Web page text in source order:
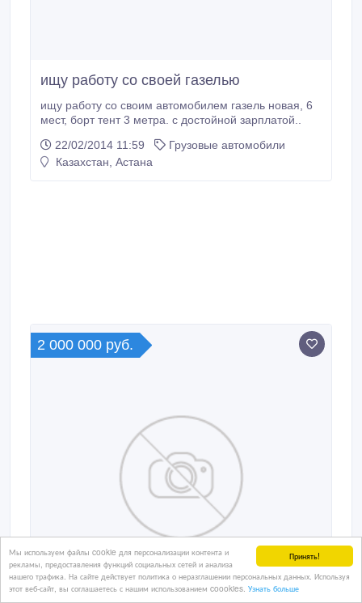
Принять!
Мы используем файлы cookie для персонализации контента и
рекламы, предоставления функций социальных сетей и анализа
нашего трафика. На сайте действует политика о неразглашении персональных данных. Используя
этот веб-сайт, вы соглашаетесь с нашим использованием coookies. Узнать больше
ищу работу со своей газелью
ищу работу со своим автомобилем газель новая, 6
мест, борт тент 3 метра. с достойной зарплатой..
22/02/2014 11:59
Грузовые автомобили
Казахстан, Астана
2 000 000 руб.